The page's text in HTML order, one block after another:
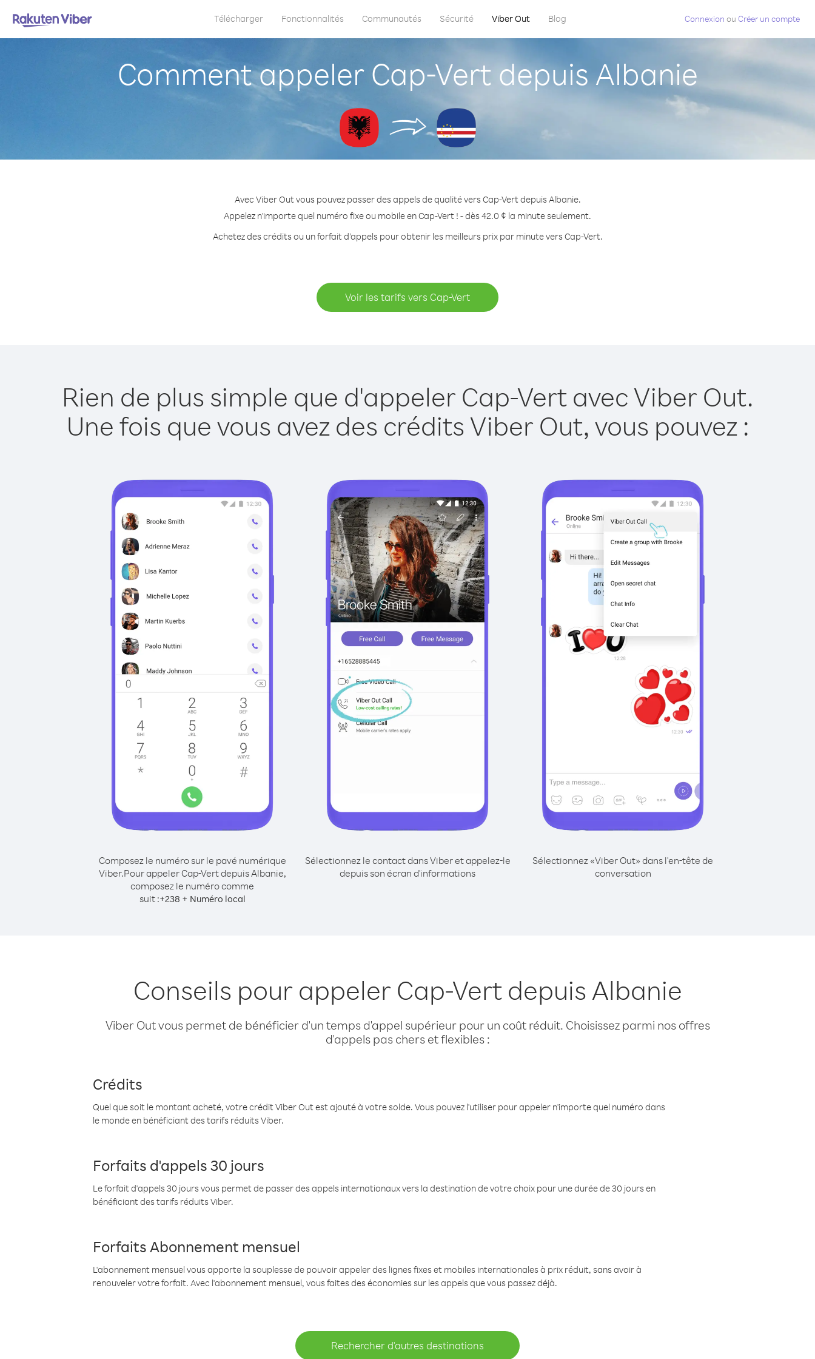
Télécharger Fonctionnalités Communautés Sécurité Viber Out Blog Connexion ou Créer un compte
Comment appeler Cap-Vert depuis Albanie
Avec Viber Out vous pouvez passer des appels de qualité vers Cap-Vert depuis Albanie.
Appelez n'importe quel numéro fixe ou mobile en Cap-Vert ! - dès 42.0 ¢ la minute seulement.
Achetez des crédits ou un forfait d’appels pour obtenir les meilleurs prix par minute vers Cap-Vert.
Voir les tarifs vers Cap-Vert
Rien de plus simple que d'appeler Cap-Vert avec Viber Out.
Une fois que vous avez des crédits Viber Out, vous pouvez :
Composez le numéro sur le pavé numérique
Viber.Pour appeler Cap-Vert depuis Albanie,
composez le numéro comme
suit :+238 + Numéro local
Sélectionnez le contact dans Viber et appelez-le
depuis son écran d'informations
Sélectionnez «Viber Out» dans l'en-tête de
conversation
Conseils pour appeler Cap-Vert depuis Albanie
Viber Out vous permet de bénéficier d'un temps d'appel supérieur pour un coût réduit. Choisissez parmi nos offres
d'appels pas chers et flexibles :
Crédits
Quel que soit le montant acheté, votre crédit Viber Out est ajouté à votre solde. Vous pouvez l'utiliser pour appeler n'importe quel numéro dans
le monde en bénéficiant des tarifs réduits Viber.
Forfaits d'appels 30 jours
Le forfait d'appels 30 jours vous permet de passer des appels internationaux vers la destination de votre choix pour une durée de 30 jours en
bénéficiant des tarifs réduits Viber.
Forfaits Abonnement mensuel
L'abonnement mensuel vous apporte la souplesse de pouvoir appeler des lignes fixes et mobiles internationales à prix réduit, sans avoir à
renouveler votre forfait. Avec l'abonnement mensuel, vous faites des économies sur les appels que vous passez déjà.
Rechercher d'autres destinations